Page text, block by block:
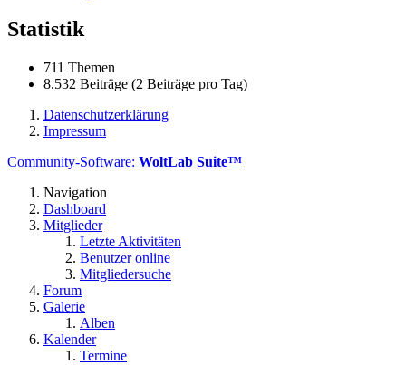
Statistik
711 Themen
8.532 Beiträge (2 Beiträge pro Tag)
Datenschutzerklärung
Impressum
Community-Software: WoltLab Suite™
Navigation
Dashboard
Mitglieder
Letzte Aktivitäten
Benutzer online
Mitgliedersuche
Forum
Galerie
Alben
Kalender
Termine